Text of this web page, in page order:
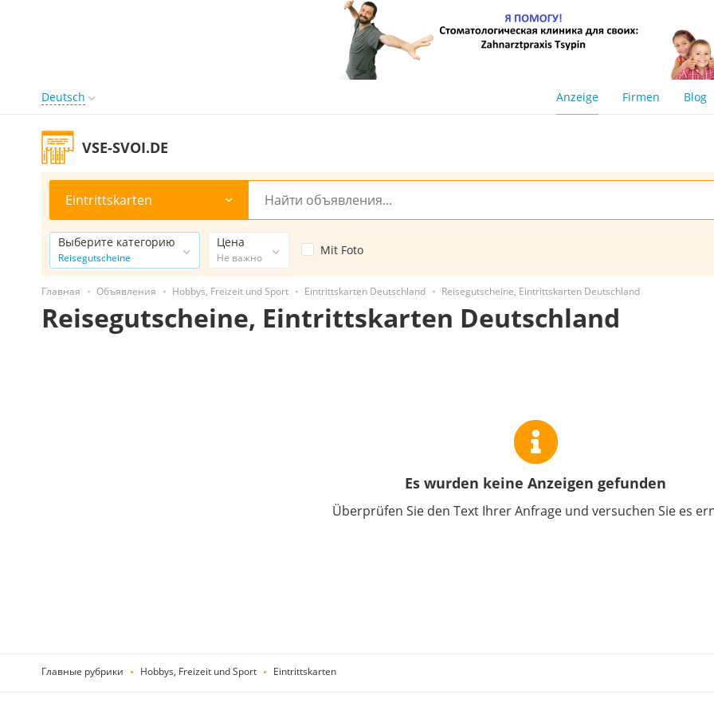
Deutsch Anzeige Firmen Blog
VSE-SVOI.DE
Eintrittskarten
Выберите категорию
Reisegutscheine
Цена
Не важно
Mit Foto
Главная Объявления Hobbys, Freizeit und Sport Eintrittskarten Deutschland Reisegutscheine, Eintrittskarten Deutschland
Reisegutscheine, Eintrittskarten Deutschland
Es wurden keine Anzeigen gefunden
Überprüfen Sie den Text Ihrer Anfrage und versuchen Sie es
Главные рубрики Hobbys, Freizeit und Sport Eintrittskarten